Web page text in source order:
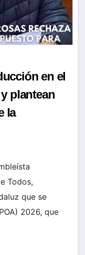
en el
plantean
la
Todos,
que se
2026, que